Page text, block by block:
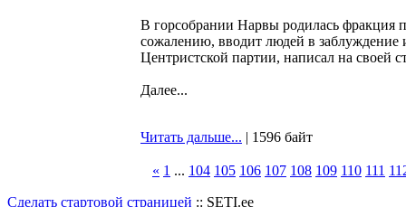
В горсобрании Нарвы родилась фракция
сожалению, вводит людей в заблуждение
Центристской партии, написал на своей
Далее...
Читать дальше... | 1596 байт
« 1 ... 104 105 106 107 108 109 110 111
Сделать стартовой страницей :: SETI.ee